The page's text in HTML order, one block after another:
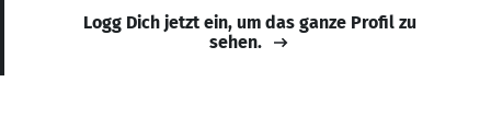
Logg Dich jetzt ein, um das ganze Profil zu
sehen.